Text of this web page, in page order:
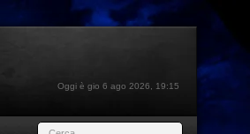
Oggi è gio 6 ago 2026, 19:15